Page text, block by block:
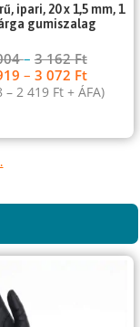
ipari, 20 x 1,5 mm, 1
gumiszalag
– 3 162Ft
– 3 072 Ft
– 2 419 Ft+ ÁFA)